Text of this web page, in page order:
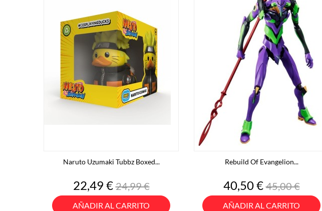
Naruto Uzumaki Tubbz Boxed...
Precio
22,49 €Precio
base
24,99 €
AÑADIR AL CARRITO
Rebuild Of Evangelion...
Precio
40,50 €Precio
base
45,00 €
AÑADIR AL CARRITO